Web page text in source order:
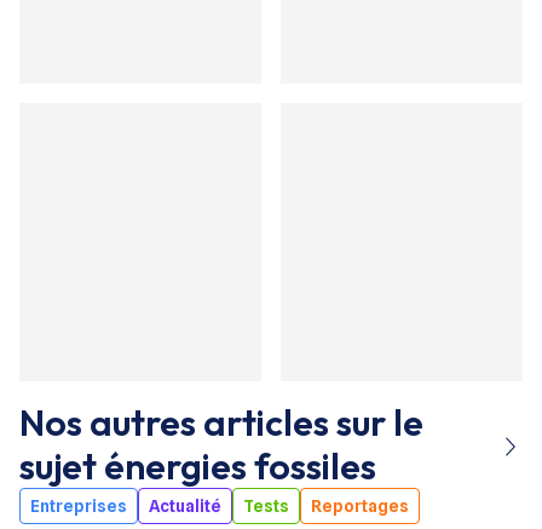
Nos autres articles sur le
sujeténergies fossiles
Entreprises Actualité Tests Reportages